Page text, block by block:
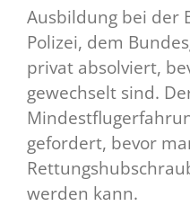
Ausbildung bei der
Polizei, dem
privat absolviert,
gewechselt sind.
gefordert, bevor
werden kann.